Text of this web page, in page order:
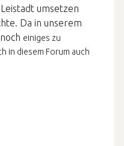
umsetzen
Da in unserem
einiges zu
in diesem Forum auch